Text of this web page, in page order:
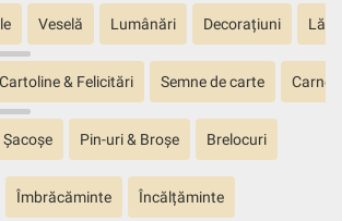
Veselă Lumânări Decorațiuni
Cartoline & Felicitări Semne de carte
Șacoșe Pin-uri & Broșe Brelocuri
Îmbrăcăminte Încălțăminte